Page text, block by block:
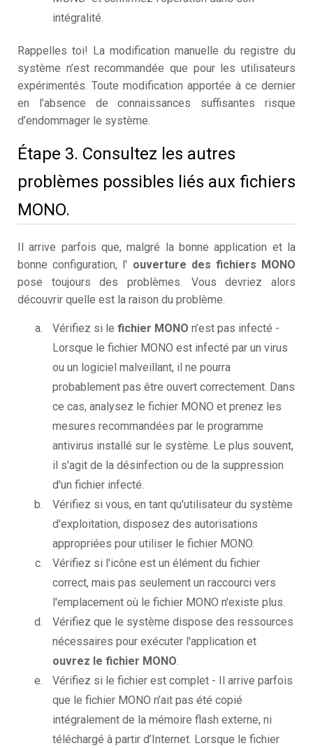
intégralité.
Rappelles toi! La modification manuelle du registre du
système n’est recommandée que pour les utilisateurs
expérimentés. Toute modification apportée à ce dernier
en l’absence de connaissances suffisantes risque
d’endommager le système.
Étape 3. Consultez les autres
problèmes possibles liés aux fichiers
MONO.
Il arrive parfois que, malgré la bonne application et la
bonne configuration, l' ouverture des fichiers MONO
pose toujours des problèmes. Vous devriez alors
découvrir quelle est la raison du problème.
Vérifiez si le fichier MONO n’est pas infecté -
Lorsque le fichier MONO est infecté par un virus
ou un logiciel malveillant, il ne pourra
probablement pas être ouvert correctement. Dans
ce cas, analysez le fichier MONO et prenez les
mesures recommandées par le programme
antivirus installé sur le système. Le plus souvent,
il s'agit de la désinfection ou de la suppression
d'un fichier infecté.
Vérifiez si vous, en tant qu'utilisateur du système
d'exploitation, disposez des autorisations
appropriées pour utiliser le fichier MONO.
Vérifiez si l'icône est un élément du fichier
correct, mais pas seulement un raccourci vers
l'emplacement où le fichier MONO n'existe plus.
Vérifiez que le système dispose des ressources
nécessaires pour exécuter l'application et
ouvrez le fichier MONO.
Vérifiez si le fichier est complet - Il arrive parfois
que le fichier MONO n’ait pas été copié
intégralement de la mémoire flash externe, ni
téléchargé à partir d’Internet. Lorsque le fichier